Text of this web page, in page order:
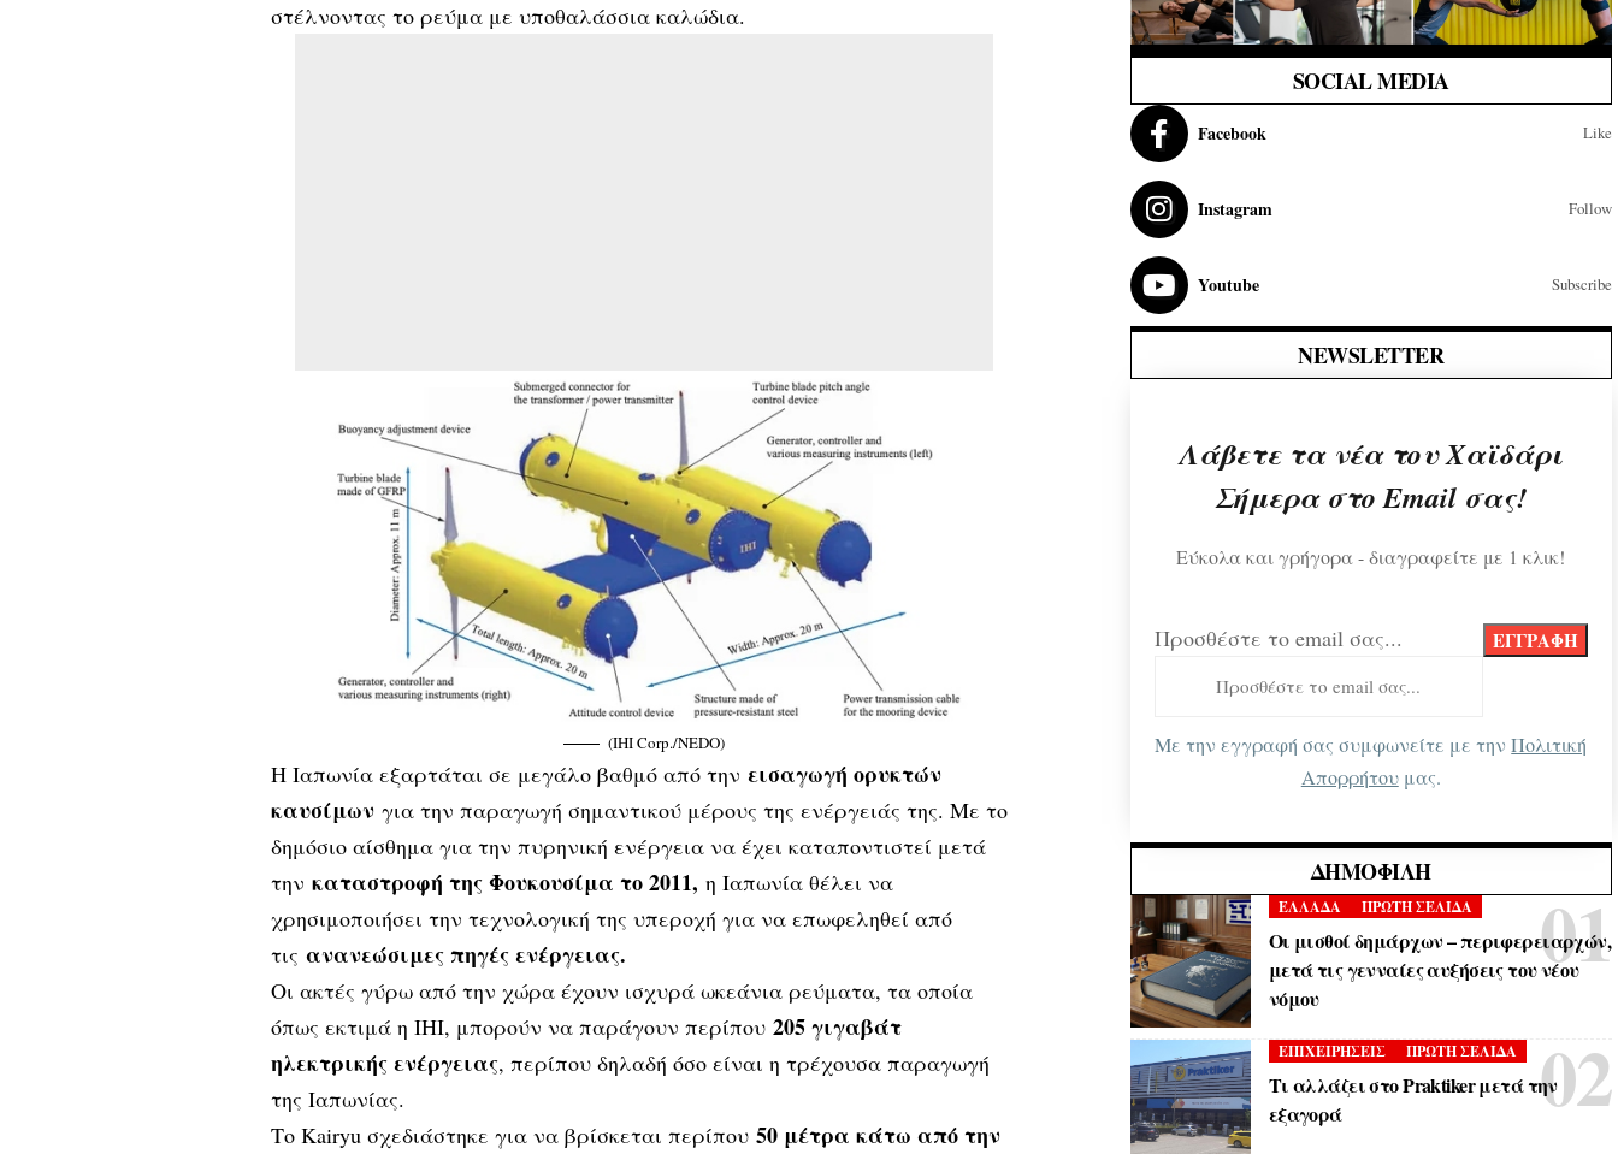
στέλνοντας το ρεύμα με υποθαλάσσια καλώδια.
(IHI Corp./NEDO)
Η Ιαπωνία εξαρτάται σε μεγάλο βαθμό από την εισαγωγή ορυκτών
καυσίμωνγια την παραγωγή σημαντικού μέρους της ενέργειάς της. Με το
δημόσιο αίσθημα για την πυρηνική ενέργεια να έχει καταποντιστεί μετά
την καταστροφή της Φουκουσίμα το 2011, η Ιαπωνία θέλει να
χρησιμοποιήσει την τεχνολογική της υπεροχή για να επωφεληθεί από
τις ανανεώσιμες πηγές ενέργειας.
Οι ακτές γύρω από την χώρα έχουν ισχυρά ωκεάνια ρεύματα, τα οποία
όπως εκτιμά η IHI, μπορούν να παράγουν περίπου 205 γιγαβάτ
ηλεκτρικής ενέργειας, περίπου δηλαδή όσο είναι η τρέχουσα παραγωγή
της Ιαπωνίας.
Το Kairyu σχεδιάστηκε για να βρίσκεται περίπου50 μέτρα κάτω από την
SOCIAL MEDIA
Facebook Like
Instagram Follow
Youtube Subscribe
NEWSLETTER
Λάβετε τα νέα του Χαϊδάρι
Σήμερα στο Email σας!
Εύκολα και γρήγορα - διαγραφείτε με 1 κλικ!
Προσθέστε το email σας...
Με την εγγραφή σας συμφωνείτε με τηνΠολιτική
Απορρήτουμας.
ΔΗΜΟΦΙΛΉ
ΕΛΛΑΔΑ ΠΡΩΤΗ ΣΕΛΙΔΑ
Οι μισθοί δημάρχων – περιφερειαρχών,
μετά τις γενναίες αυξήσεις του νέου
νόμου
ΕΠΙΧΕΙΡΗΣΕΙΣ ΠΡΩΤΗ ΣΕΛΙΔΑ
Τι αλλάζει στο Praktiker μετά την
εξαγορά